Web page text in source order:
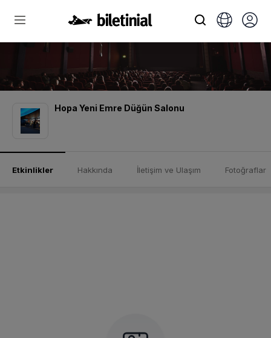
Hopa Yeni Emre Düğün Salonu
Etkinlikler Hakkında İletişim ve Ulaşım Fotoğraflar